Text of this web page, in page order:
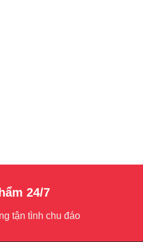
24/7
tận tình chu đáo